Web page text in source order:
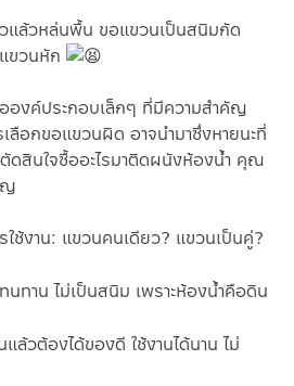
แล้วหล่นพื้น ขอแขวนเป็นสนิมกัด
ขวนหัก
อองค์ประกอบเล็กๆ ที่มีความสำคัญ
เลือกขอแขวนผิด อาจนำมาซึ่งหายนะที่
ดสินใจซื้ออะไรมาติดผนังห้องน้ำ คุณ
ญ
ใช้งาน: แขวนคนเดียว? แขวนเป็นคู่?
าน ไม่เป็นสนิม เพราะห้องน้ำคือดิน
ล้วต้องได้ของดี ใช้งานได้นาน ไม่